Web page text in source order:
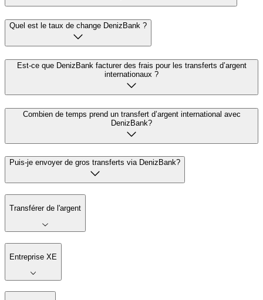
Quel est le taux de change DenizBank ?
Est-ce que DenizBank facturer des frais pour les transferts d’argent
internationaux ?
Combien de temps prend un transfert d’argent international avec
DenizBank?
Puis-je envoyer de gros transferts via DenizBank?
Transférer de l'argent
Entreprise XE